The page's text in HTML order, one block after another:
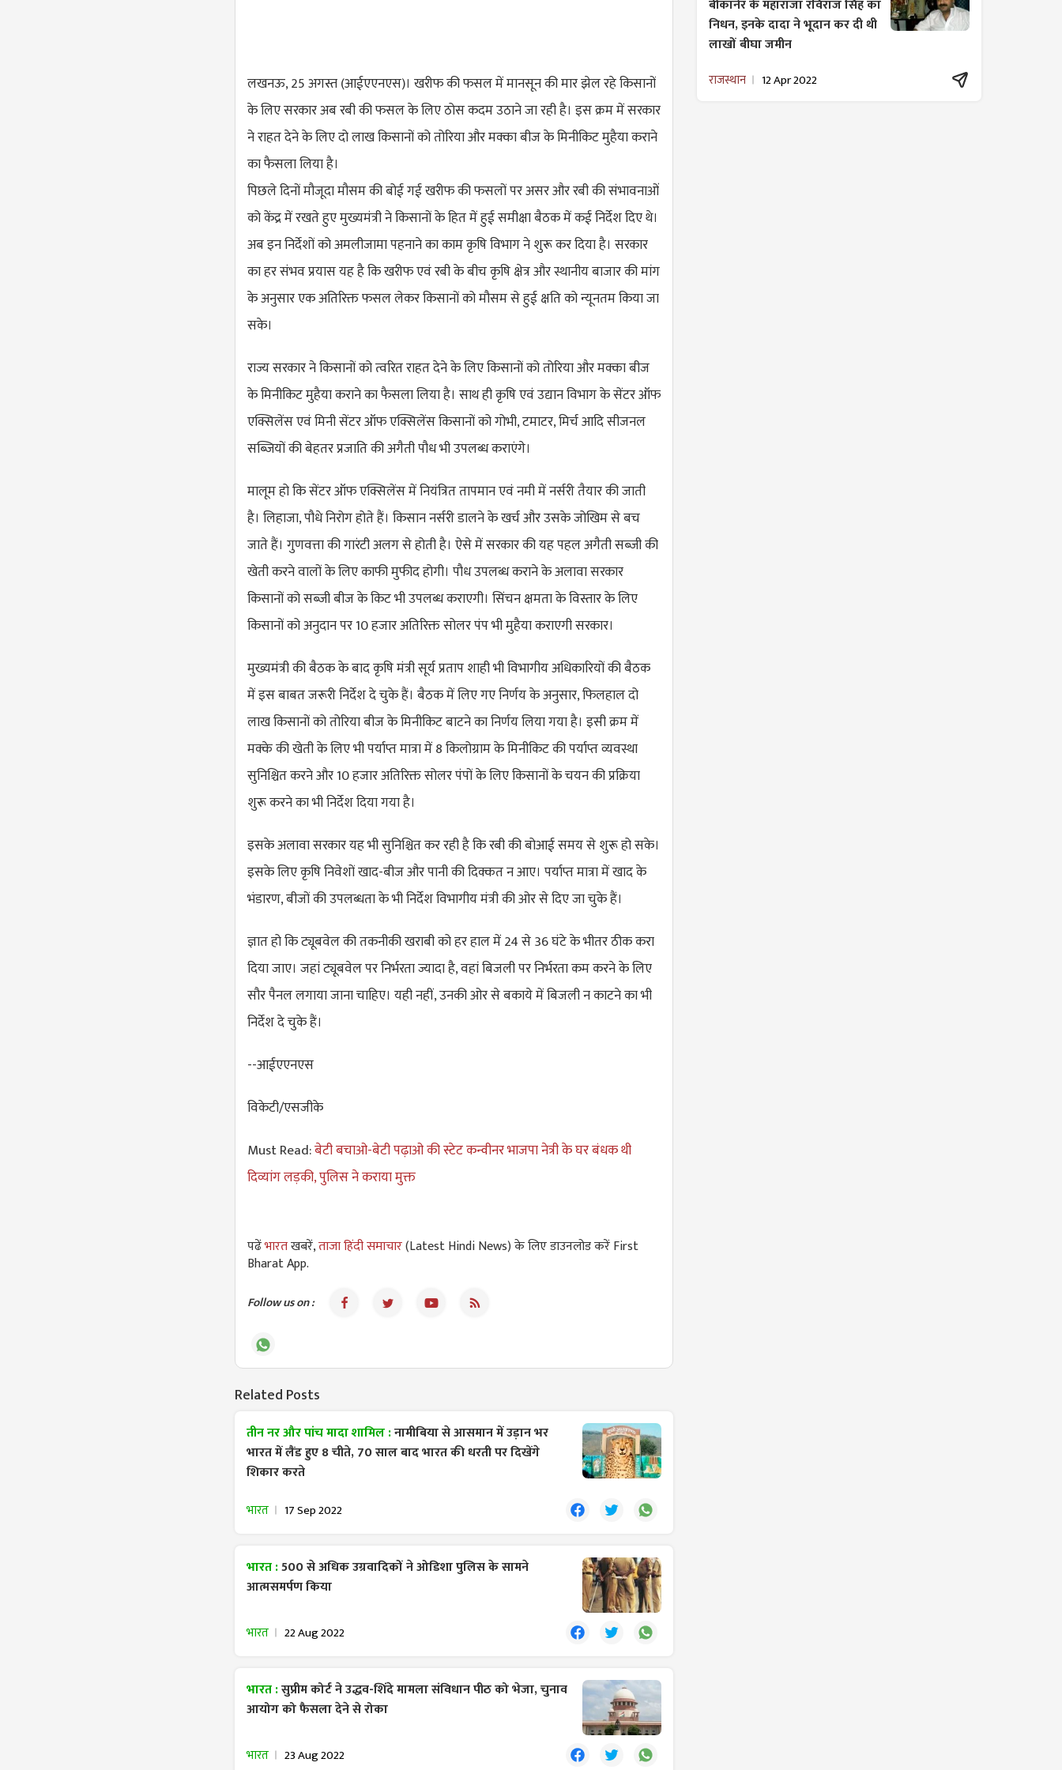
लखनऊ, 25 अगस्त (आईएएनएस)। खरीफ की फसल में मानसून की मार झेल रहे किसानों
के लिए सरकार अब रबी की फसल के लिए ठोस कदम उठाने जा रही है। इस क्रम में सरकार
ने राहत देने के लिए दो लाख किसानों को तोरिया और मक्का बीज के मिनीकिट मुहैया कराने
का फैसला लिया है।
पिछले दिनों मौजूदा मौसम की बोई गई खरीफ की फसलों पर असर और रबी की संभावनाओं
को केंद्र में रखते हुए मुख्यमंत्री ने किसानों के हित में हुई समीक्षा बैठक में कई निर्देश दिए थे।
अब इन निर्देशों को अमलीजामा पहनाने का काम कृषि विभाग ने शुरू कर दिया है। सरकार
का हर संभव प्रयास यह है कि खरीफ एवं रबी के बीच कृषि क्षेत्र और स्थानीय बाजार की मांग
के अनुसार एक अतिरिक्त फसल लेकर किसानों को मौसम से हुई क्षति को न्यूनतम किया जा
सके।
राज्य सरकार ने किसानों को त्वरित राहत देने के लिए किसानों को तोरिया और मक्का बीज
के मिनीकिट मुहैया कराने का फैसला लिया है। साथ ही कृषि एवं उद्यान विभाग के सेंटर ऑफ
एक्सिलेंस एवं मिनी सेंटर ऑफ एक्सिलेंस किसानों को गोभी, टमाटर, मिर्च आदि सीजनल
सब्जियों की बेहतर प्रजाति की अगैती पौध भी उपलब्ध कराएंगे।
मालूम हो कि सेंटर ऑफ एक्सिलेंस में नियंत्रित तापमान एवं नमी में नर्सरी तैयार की जाती
है। लिहाजा, पौधे निरोग होते हैं। किसान नर्सरी डालने के खर्च और उसके जोखिम से बच
जाते हैं। गुणवत्ता की गारंटी अलग से होती है। ऐसे में सरकार की यह पहल अगैती सब्जी की
खेती करने वालों के लिए काफी मुफीद होगी। पौध उपलब्ध कराने के अलावा सरकार
किसानों को सब्जी बीज के किट भी उपलब्ध कराएगी। सिंचन क्षमता के विस्तार के लिए
किसानों को अनुदान पर 10 हजार अतिरिक्त सोलर पंप भी मुहैया कराएगी सरकार।
मुख्यमंत्री की बैठक के बाद कृषि मंत्री सूर्य प्रताप शाही भी विभागीय अधिकारियों की बैठक
में इस बाबत जरूरी निर्देश दे चुके हैं। बैठक में लिए गए निर्णय के अनुसार, फिलहाल दो
लाख किसानों को तोरिया बीज के मिनीकिट बाटने का निर्णय लिया गया है। इसी क्रम में
मक्के की खेती के लिए भी पर्याप्त मात्रा में 8 किलोग्राम के मिनीकिट की पर्याप्त व्यवस्था
सुनिश्चित करने और 10 हजार अतिरिक्त सोलर पंपों के लिए किसानों के चयन की प्रक्रिया
शुरू करने का भी निर्देश दिया गया है।
इसके अलावा सरकार यह भी सुनिश्चित कर रही है कि रबी की बोआई समय से शुरू हो सके।
इसके लिए कृषि निवेशों खाद-बीज और पानी की दिक्कत न आए। पर्याप्त मात्रा में खाद के
भंडारण, बीजों की उपलब्धता के भी निर्देश विभागीय मंत्री की ओर से दिए जा चुके हैं।
ज्ञात हो कि ट्यूबवेल की तकनीकी खराबी को हर हाल में 24 से 36 घंटे के भीतर ठीक करा
दिया जाए। जहां ट्यूबवेल पर निर्भरता ज्यादा है, वहां बिजली पर निर्भरता कम करने के लिए
सौर पैनल लगाया जाना चाहिए। यही नहीं, उनकी ओर से बकाये में बिजली न काटने का भी
निर्देश दे चुके हैं।
--आईएएनएस
विकेटी/एसजीके
Must Read:बेटी बचाओ-बेटी पढ़ाओ की स्टेट कन्वीनर भाजपा नेत्री के घर बंधक थी
दिव्यांग लड़की, पुलिस ने कराया मुक्त
पढेंभारतखबरें,ताजा हिंदी समाचार(Latest Hindi News) के लिए डाउनलोड करें First
Bharat App.
Follow us on :
Related Posts
तीन नर और पांच मादा शामिल :नामीबिया से आसमान में उड़ान भर
भारत में लैंड हुए 8 चीते, 70 साल बाद भारत की धरती पर दिखेंगे
शिकार करते
भारत 17 Sep 2022
भारत :500 से अधिक उग्रवादिकों ने ओडिशा पुलिस के सामने
आत्मसमर्पण किया
भारत 22 Aug 2022
भारत :सुप्रीम कोर्ट ने उद्धव-शिंदे मामला संविधान पीठ को भेजा, चुनाव
आयोग को फैसला देने से रोका
भारत 23 Aug 2022
बीकानेर के महाराजा रविराज सिंह का
निधन, इनके दादा ने भूदान कर दी थी
लाखों बीघा जमीन
राजस्थान 12 Apr 2022